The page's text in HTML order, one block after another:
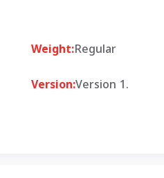
Weight:Regular
Version:Version 1.